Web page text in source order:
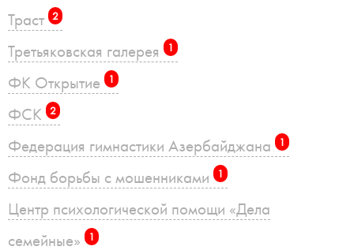
Траст 2
Третьяковская галерея 1
ФК Открытие 1
ФСК 2
Федерация гимнастики Азербайджана 1
Фонд борьбы с мошенниками 1
Центр психологической помощи «Дела
семейные»
1